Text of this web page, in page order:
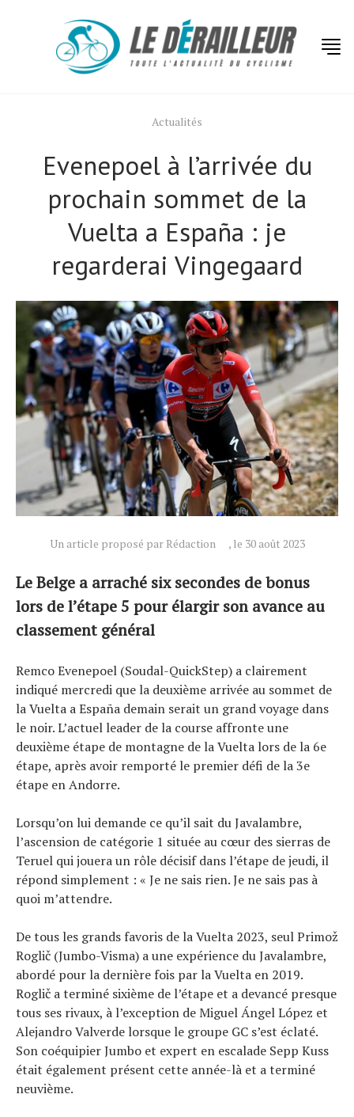
Actualités
Evenepoel à l’arrivée du
prochain sommet de la
Vuelta a España : je
regarderai Vingegaard
Un article proposé par Rédaction , le 30 août 2023
Le Belge a arraché six secondes de bonus
lors de l’étape 5 pour élargir son avance au
classement général
Remco Evenepoel (Soudal-QuickStep) a clairement
indiqué mercredi que la deuxième arrivée au sommet de
la Vuelta a España demain serait un grand voyage dans
le noir. L’actuel leader de la course affronte une
deuxième étape de montagne de la Vuelta lors de la 6e
étape, après avoir remporté le premier défi de la 3e
étape en Andorre.
Lorsqu’on lui demande ce qu’il sait du Javalambre,
l’ascension de catégorie 1 située au cœur des sierras de
Teruel qui jouera un rôle décisif dans l’étape de jeudi, il
répond simplement : « Je ne sais rien. Je ne sais pas à
quoi m’attendre.
De tous les grands favoris de la Vuelta 2023, seul Primož
Roglič (Jumbo-Visma) a une expérience du Javalambre,
abordé pour la dernière fois par la Vuelta en 2019.
Roglič a terminé sixième de l’étape et a devancé presque
tous ses rivaux, à l’exception de Miguel Ángel López et
Alejandro Valverde lorsque le groupe GC s’est éclaté.
Son coéquipier Jumbo et expert en escalade Sepp Kuss
était également présent cette année-là et a terminé
neuvième.
Technologies
Tests de produits
Conseils
Tendances
Tous nos articles
À propos